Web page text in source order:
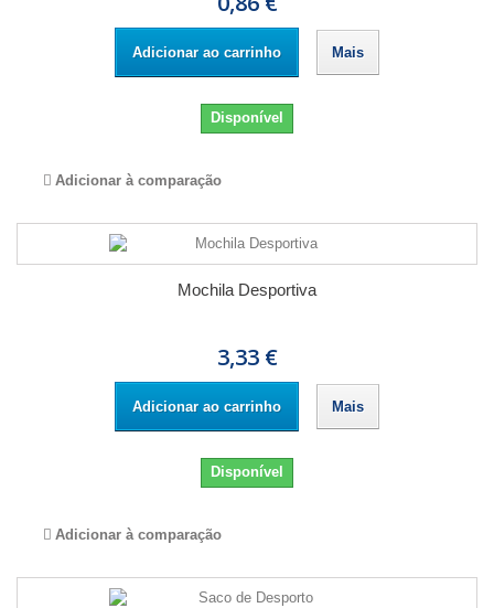
Adicionar ao carrinho Mais
Disponível
Adicionar à comparação
Mochila Desportiva
3,33 €
Adicionar ao carrinho Mais
Disponível
Adicionar à comparação